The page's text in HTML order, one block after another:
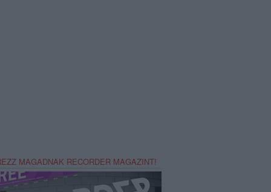
MAGADNAK RECORDER MAGAZINT!